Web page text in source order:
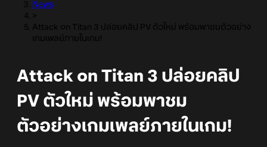
News
>
Attack on Titan 3 ปล่อยคลิป PV ตัวใหม่ พร้อมพาชมตัวอย่าง
เกมเพลย์ภายในเกม!
Attack on Titan 3 ปล่อยคลิป
PV ตัวใหม่ พร้อมพาชม
ตัวอย่างเกมเพลย์ภายในเกม!